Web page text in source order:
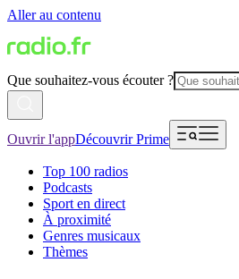
Aller au contenu
Que souhaitez-vous écouter ?
Ouvrir l'appDécouvrir Prime
Top 100 radios
Podcasts
Sport en direct
À proximité
Genres musicaux
Thèmes